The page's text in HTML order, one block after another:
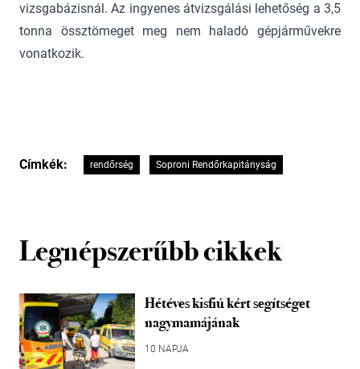
vizsgabázisnál. Az ingyenes átvizsgálási lehetőség a 3,5
tonna össztömeget meg nem haladó gépjárművekre
vonatkozik.
Címkék: rendőrség Soproni Rendőrkapitányság
Legnépszerűbb cikkek
Hétéves kisfiú kért segítséget
nagymamájának
10 NAPJA